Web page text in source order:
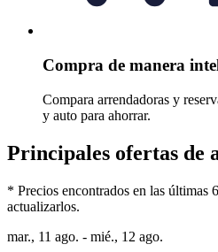
Compra de manera
Compara arrendadoras y
y auto para ahorrar.
Principales ofertas de
* Precios encontrados en las últimas
actualizarlos.
mar., 11 ago. - mié., 12 ago.